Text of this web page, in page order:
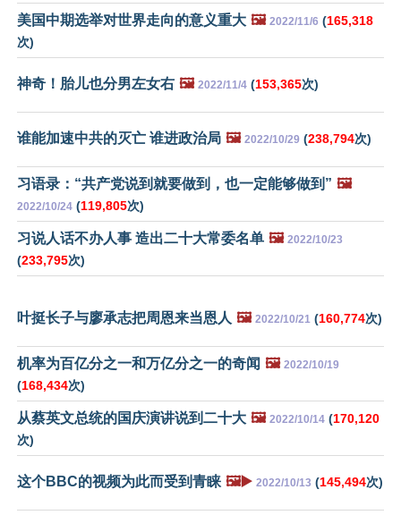
美国中期选举对世界走向的意义重大 🖼️ 2022/11/6 (165,318
次)
神奇！胎儿也分男左女右 🖼️ 2022/11/4 (153,365次)
谁能加速中共的灭亡 谁进政治局 🖼️ 2022/10/29 (238,794次)
习语录：“共产党说到就要做到，也一定能够做到” 🖼️
2022/10/24 (119,805次)
习说人话不办人事 造出二十大常委名单 🖼️ 2022/10/23
(233,795次)
叶挺长子与廖承志把周恩来当恩人 🖼️ 2022/10/21 (160,774次)
机率为百亿分之一和万亿分之一的奇闻 🖼️ 2022/10/19
(168,434次)
从蔡英文总统的国庆演讲说到二十大 🖼️ 2022/10/14 (170,120
次)
这个BBC的视频为此而受到青睐 🖼️▶️ 2022/10/13 (145,494次)